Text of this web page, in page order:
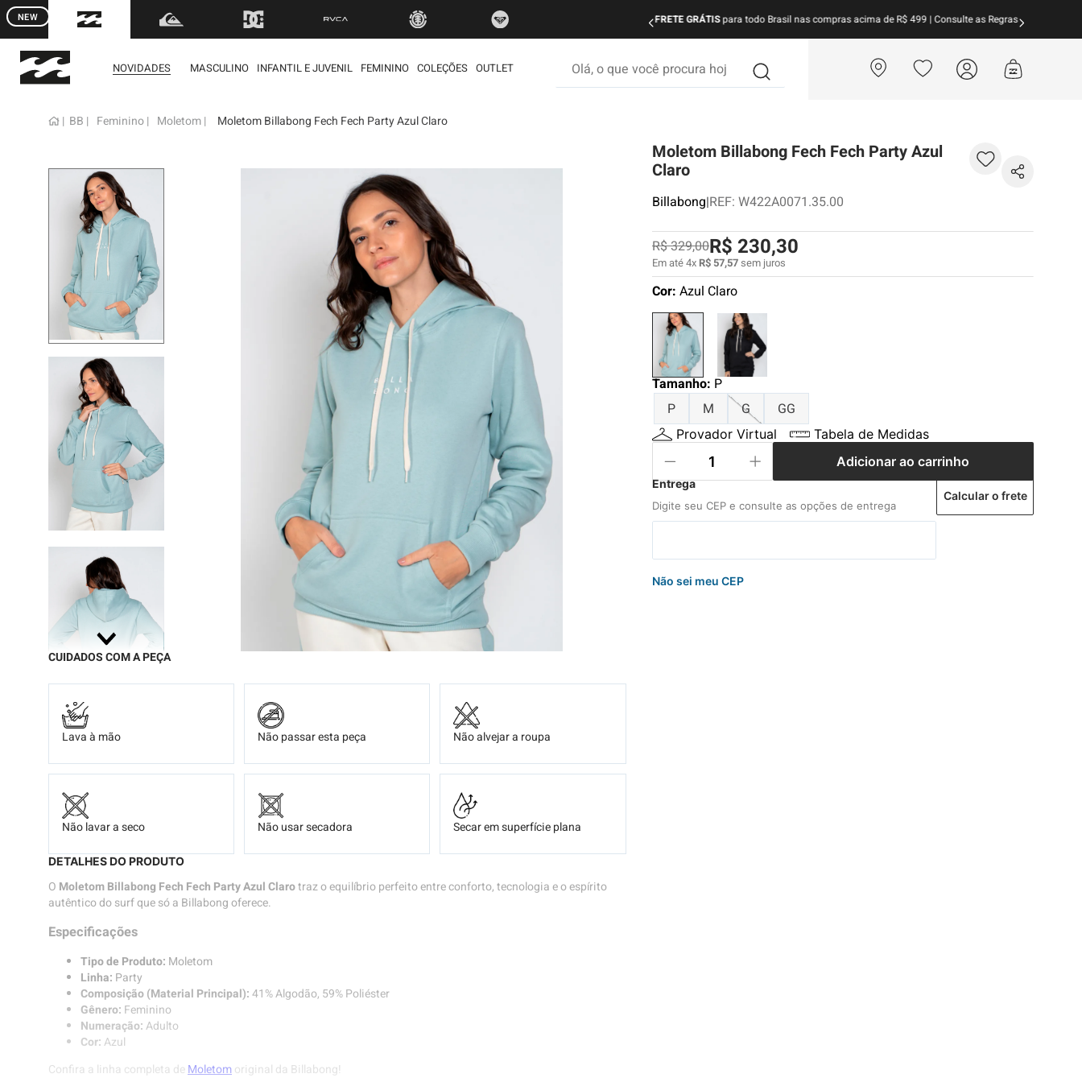
FRETE GRÁTISpara todo Brasil nas compras acima de R$ 499 | Consulte as Regras Parcele suas compras ematé 10x sem juros!Aproveite!
NOVIDADES MASCULINO INFANTIL E JUVENIL FEMININO COLEÇÕES OUTLET
BB Feminino Moletom Moletom Billabong Fech Fech Party Azul Claro
NEW
CUIDADOS COM A PEÇA
Lava à mão Não passar esta peça Não alvejar a roupa
Não lavar a seco Não usar secadora Secar em superfície plana
DETALHES DO PRODUTO
O Moletom Billabong Fech Fech Party Azul Clarotraz o equilíbrio perfeito entre conforto, tecnologia e o espírito
autêntico do surf que só a Billabong oferece.
Especificações
Tipo de Produto: Moletom
Linha: Party
Composição (Material Principal):41% Algodão, 59% Poliéster
Gênero: Feminino
Numeração:Adulto
Cor:Azul
Confira a linha completa deMoletomoriginal da Billabong!
Moletom Billabong Fech Fech Party Azul
Claro
Billabong|REF: W422A0071.35.00
R$329,00R$ 230,30
Em até4xR$ 57,57sem juros
Cor: Azul Claro
Tamanho: P
P
M G GG
Provador Virtual
Tabela de Medidas
Adicionar ao carrinho
Não sei meu CEP
Calcular o frete
termos mais buscados
regata
boardshort
boné
bermuda
camiseta
jaqueta
º
carteira
º
mochila
10º